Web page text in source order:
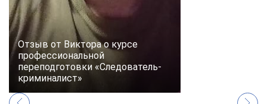
Отзыв от Виктора о курсе
профессиональной
переподготовки «Следователь-
криминалист»